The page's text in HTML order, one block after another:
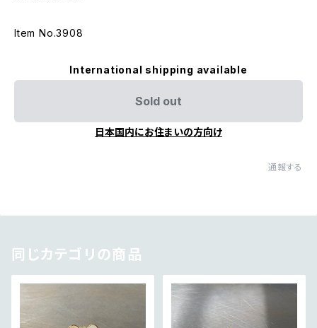
Item No.3908
International shipping available
Sold out
日本国内にお住まいの方向け
通報する
同じカテゴリの商品